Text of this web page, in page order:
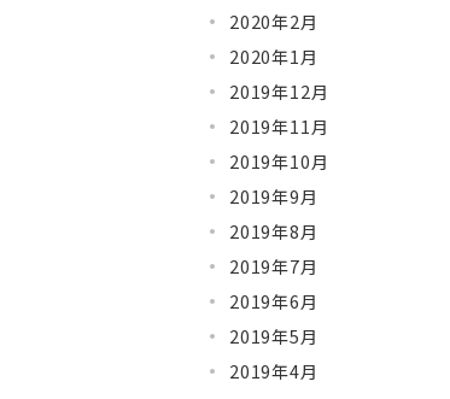
2020年2月
2020年1月
2019年12月
2019年11月
2019年10月
2019年9月
2019年8月
2019年7月
2019年6月
2019年5月
2019年4月